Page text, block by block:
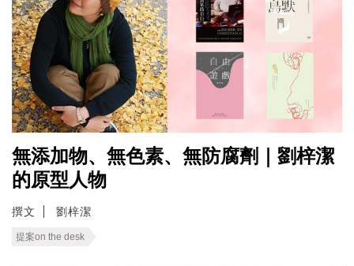
無添加物、無色素、無防腐劑｜劉梓潔
的原型人物
撰文 劉梓潔
提案on the desk